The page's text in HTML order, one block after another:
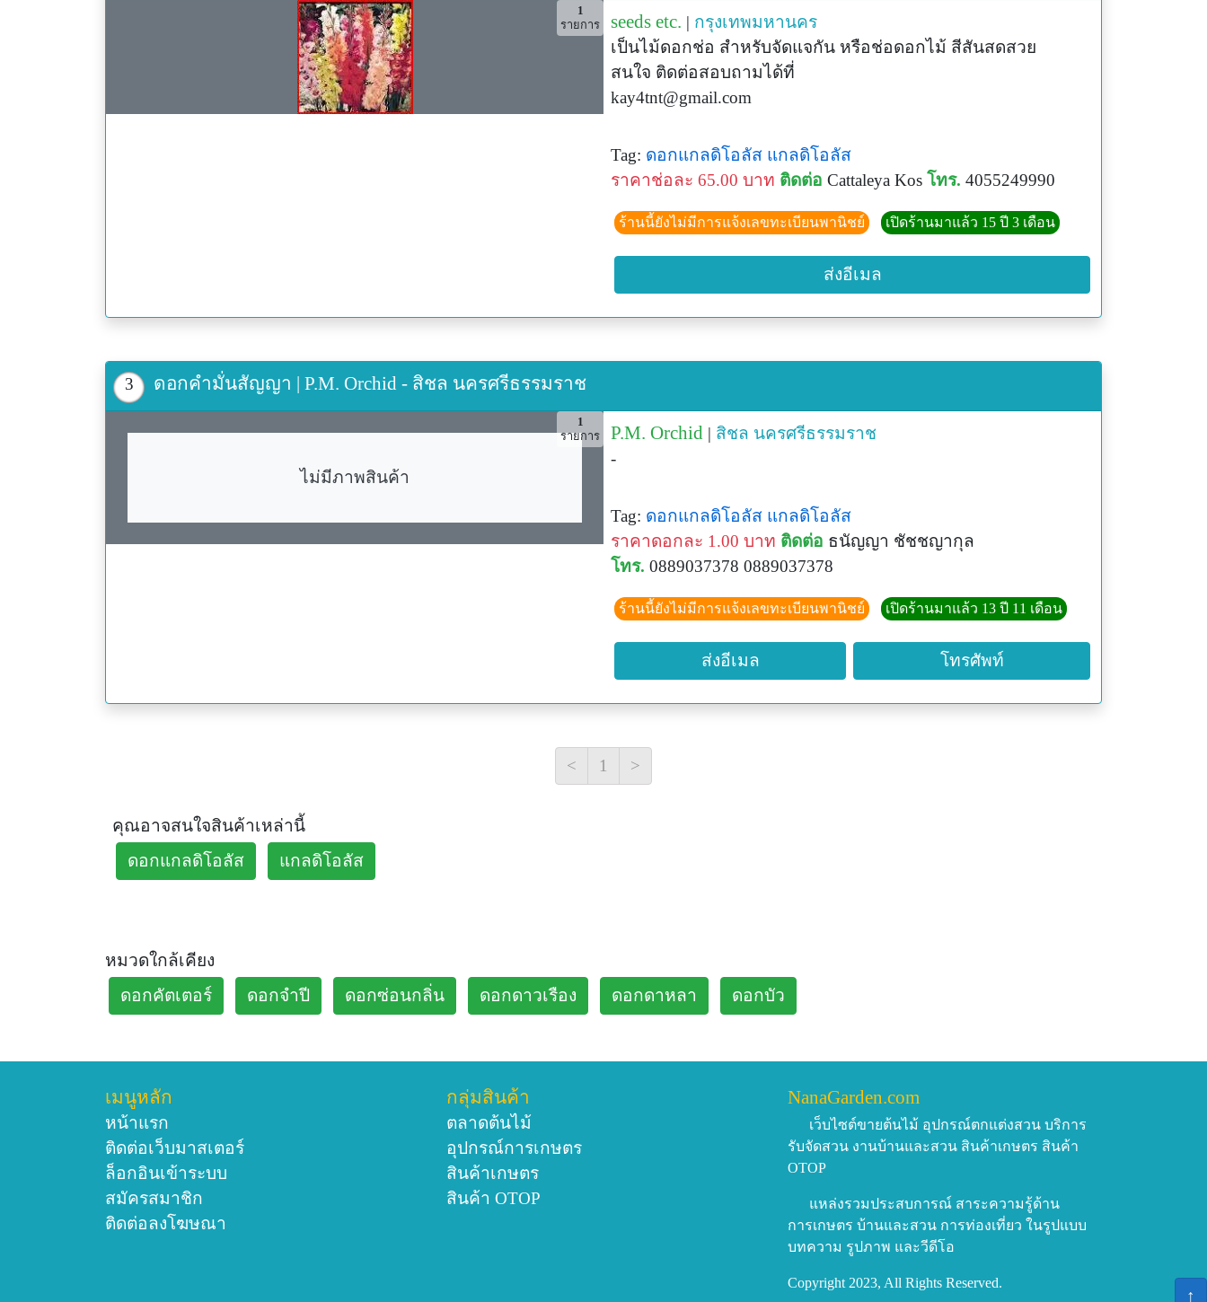
1
รายการ
seeds etc. | กรุงเทพมหานคร
เป็นไม้ดอกช่อ สำหรับจัดแจกัน หรือช่อดอกไม้ สีสันสดสวย
สนใจ ติดต่อสอบถามได้ที่
kay4tnt@gmail.com
Tag: ดอกแกลดิโอลัส แกลดิโอลัส
ราคาช่อละ 65.00 บาท ติดต่อ Cattaleya Kos โทร. 4055249990
ร้านนี้ยังไม่มีการแจ้งเลขทะเบียนพานิชย์ เปิดร้านมาแล้ว 15 ปี 3 เดือน
ส่งอีเมล
3 ดอกคำมั่นสัญญา | P.M. Orchid - สิชล นครศรีธรรมราช
ไม่มีภาพสินค้า
1
รายการ
P.M. Orchid | สิชล นครศรีธรรมราช
-
Tag: ดอกแกลดิโอลัส แกลดิโอลัส
ราคาดอกละ 1.00 บาท ติดต่อ ธนัญญา ชัชชญากุล
โทร. 0889037378 0889037378
ร้านนี้ยังไม่มีการแจ้งเลขทะเบียนพานิชย์ เปิดร้านมาแล้ว 13 ปี 11 เดือน
ส่งอีเมล โทรศัพท์
< 1 >
คุณอาจสนใจสินค้าเหล่านี้
ดอกแกลดิโอลัส
แกลดิโอลัส
หมวดใกล้เคียง
ดอกคัตเตอร์
ดอกจำปี ดอกซ่อนกลิ่น ดอกดาวเรือง ดอกดาหลา ดอกบัว
เมนูหลัก
หน้าแรก
ติดต่อเว็บมาสเตอร์
ล็อกอินเข้าระบบ
สมัครสมาชิก
ติดต่อลงโฆษณา
กลุ่มสินค้า
ตลาดต้นไม้
อุปกรณ์การเกษตร
สินค้าเกษตร
สินค้า OTOP
NanaGarden.com
เว็บไซต์ขายต้นไม้ อุปกรณ์ตกแต่งสวน บริการ
รับจัดสวน งานบ้านและสวน สินค้าเกษตร สินค้า
OTOP
แหล่งรวมประสบการณ์ สาระความรู้ด้าน
การเกษตร บ้านและสวน การท่องเที่ยว ในรูปแบบ
บทความ รูปภาพ และวีดีโอ
Copyright 2023, All Rights Reserved.
↑